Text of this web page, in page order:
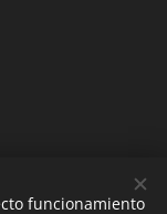
funcionamiento